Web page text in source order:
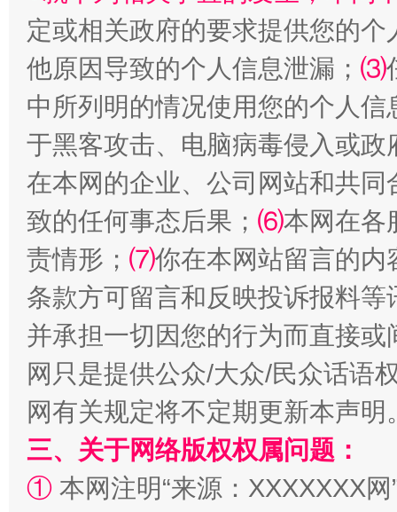
全民健身五年计划来了！等你上场
阿坝州三大球赛在茂县开幕 规模
定或相关政府的要求提供您的个
他原因导致的个人信息泄漏； ⑶
中所列明的情况使用您的个人
于黑客攻击、电脑病毒侵入或
在本网的企业、公司网站和共
致的任何事态后果； ⑹本网在各
责情形； ⑺你在本网站留言的内
条款方可留言和反映投诉报料
并承担一切因您的行为而直接
网只是提供公众/大众/民众话语
网有关规定将不定期更新本声明
三、关于网络版权权属问题：
① 本网注明“来源：XXXXXXX